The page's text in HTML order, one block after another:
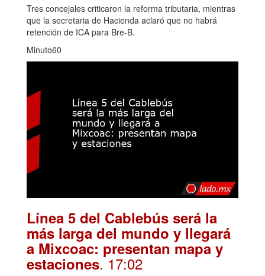
Tres concejales criticaron la reforma tributaria, mientras
que la secretaria de Hacienda aclaró que no habrá
retención de ICA para Bre-B.
Minuto60
Línea 5 del Cablebús será la
más larga del mundo y llegará
a Mixcoac: presentan mapa y
estaciones. 17:02